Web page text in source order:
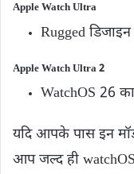
Apple Watch Ultra
Rugged
Apple Watch Ultra 2
WatchOS 26
यदि आपके पास इन
आप जल्द ही